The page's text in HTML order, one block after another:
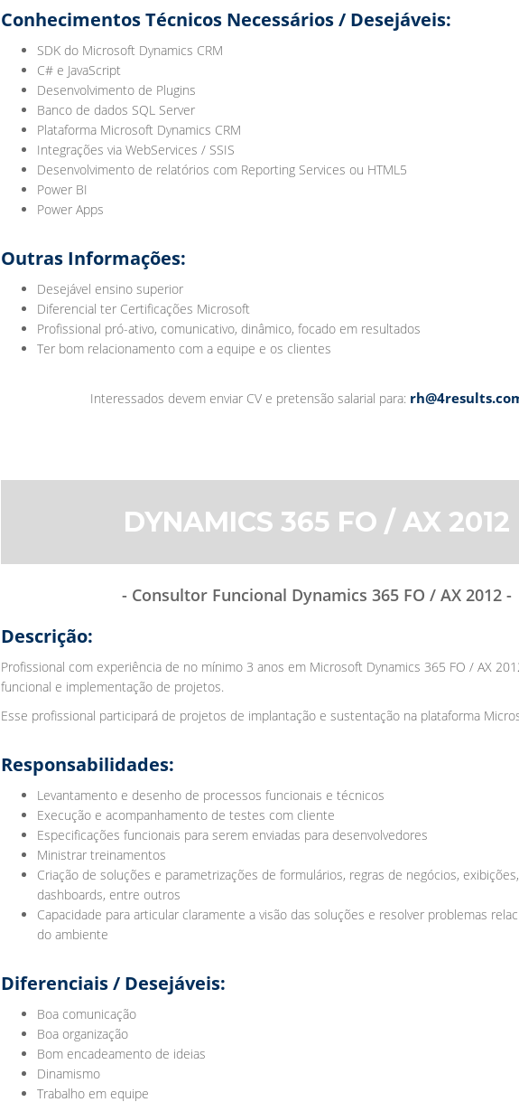
Conhecimentos Técnicos Necessários / Desejáveis:
SDK do Microsoft Dynamics CRM
C# e JavaScript
Desenvolvimento de Plugins
Banco de dados SQL Server
Plataforma Microsoft Dynamics CRM
Integrações via WebServices / SSIS
Desenvolvimento de relatórios com Reporting Services ou HTML5
Power BI
Power Apps
Outras Informações:
Desejável ensino superior
Diferencial ter Certificações Microsoft
Profissional pró-ativo, comunicativo, dinâmico, focado em resultados
Ter bom relacionamento com a equipe e os clientes
Interessados devem enviar CV e pretensão salarial para:
DYNAMICS 365 FO / AX 2012
- Consultor Funcional Dynamics 365 FO / AX 2012 -
Descrição:
Profissional com experiência de no mínimo 3 anos em Microsoft Dynamics 365 FO / AX
funcional e implementação de projetos.
Esse profissional participará de projetos de implantação e sustentação na plataforma
Responsabilidades:
Levantamento e desenho de processos funcionais e técnicos
Execução e acompanhamento de testes com cliente
Especificações funcionais para serem enviadas para desenvolvedores
Ministrar treinamentos
Criação de soluções e parametrizações de formulários, regras de negócios,
dashboards, entre outros
Capacidade para articular claramente a visão das soluções e resolver problemas
do ambiente
Diferenciais / Desejáveis:
Boa comunicação
Boa organização
Bom encadeamento de ideias
Dinamismo
Trabalho em equipe